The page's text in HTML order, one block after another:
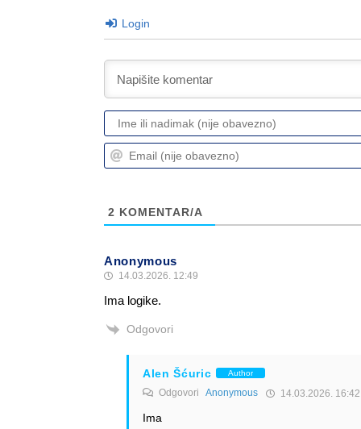
Login
2 KOMENTAR/A
Anonymous
14.03.2026. 12:49
Ima logike.
Odgovori
Alen Šćuric Author
Odgovori Anonymous 14.03.2026. 16:42
Ima